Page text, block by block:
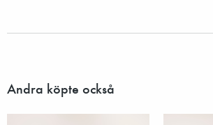
Andra köpte också